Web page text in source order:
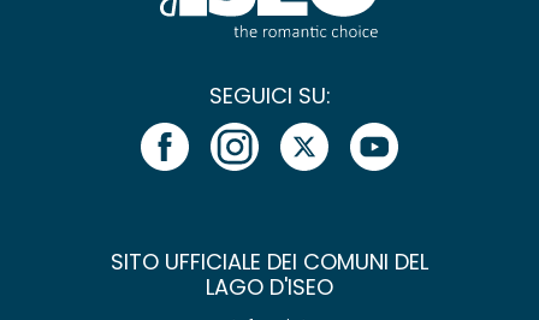
SEGUICI SU:
SITO UFFICIALE DEI COMUNI DEL
LAGO D'ISEO